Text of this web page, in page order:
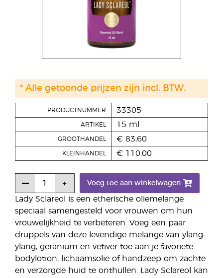
Lady Sclareol is een etherische oliemelange
speciaal samengesteld voor vrouwen om hun
vrouwelijkheid te verbeteren. Voeg een paar
druppels van deze levendige melange van ylang-
ylang, geranium en vetiver toe aan je favoriete
bodylotion, lichaamsolie of handzeep om zachte
en verzorgde huid te onthullen. Lady Sclareol kan
PRODUCTNUMMER 33305
ARTIKEL 15 ml
GROOTHANDEL € 83,60
KLEINHANDEL € 110,00
Voeg toe aan winkelwagen
* Alle getoonde prijzen zijn incl. BTW.